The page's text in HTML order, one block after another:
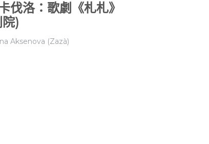
洛：歌劇《札札》
)
Aksenova (Zazà)